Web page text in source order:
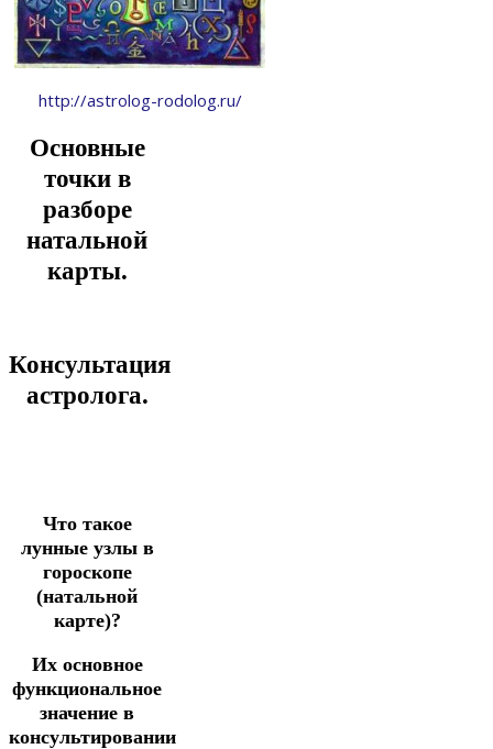
http://astrolog-rodolog.ru/
Основные
точки в
разборе
натальной
карты.
Консультация
астролога.
Что такое
лунные узлы в
гороскопе
(натальной
карте)?
Их основное
функциональное
значение в
консультировании